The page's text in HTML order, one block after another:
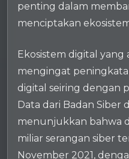
penting dalam
menciptakan
Ekosistem digital
mengingat
digital seiring dengan
Data dari Badan Siber
menunjukkan bahwa
miliar serangan siber
November 2021,